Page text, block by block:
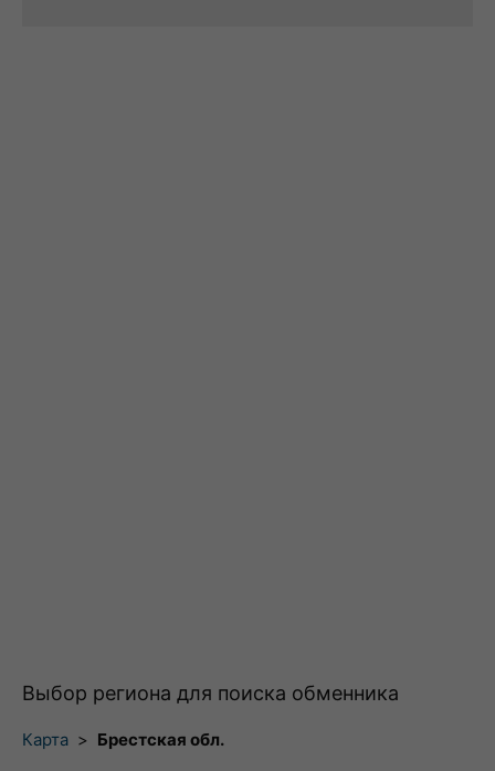
Выбор региона для поиска обменника
Карта > Брестская обл.